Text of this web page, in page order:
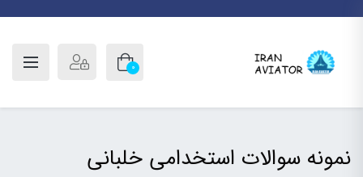
0
نمونه سوالات استخدامی خلبانی